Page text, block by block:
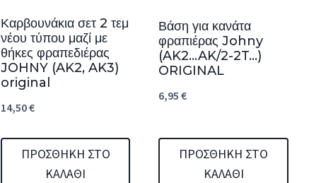
Καρβουνάκια σετ 2 τεμ
νέου τύπου μαζί με
θήκες φραπεδιέρας
JOHNY (AK2, AK3)
original
14,50€
ΠΡΟΣΘΉΚΗ ΣΤΟ
ΚΑΛΆΘΙ
Βάση για κανάτα
φραπιέρας Johny
(AK2…AK/2-2T…)
ORIGINAL
6,95€
ΠΡΟΣΘΉΚΗ ΣΤΟ
ΚΑΛΆΘΙ